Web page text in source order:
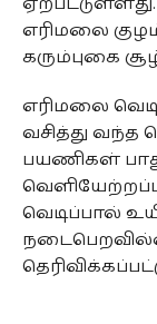
எரிமலை
கரும்புகை
எரிமலை
வசித்து வந்த
பயணிகள்
வெடிப்பால்